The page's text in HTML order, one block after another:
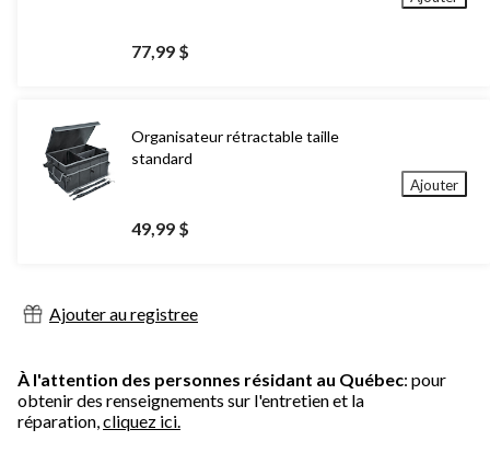
77,99 $
Organisateur rétractable taille
standard
49,99 $
Ajouter
Ajouter au registree
À l'attention des personnes résidant au Québec: pour
obtenir des renseignements sur l'entretien et la
réparation,cliquez ici.